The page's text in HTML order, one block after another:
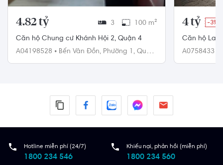
4.82 tỷ 3 100 m²
Căn hộ Chung cư Khánh Hội 2, Quận 4
A04198528 • Bến Vân Đồn, Phường 1, Quận
4 tỷ -3%
Căn hộ
cấu 3
A0758433
Hotline miễn phí (24/7)
1800 234 546
Khiếu nại, phản hồi (miễn phí)
1800 234 560